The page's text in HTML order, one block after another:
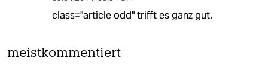
class="article odd" trifft es ganz gut.
meistkommentiert